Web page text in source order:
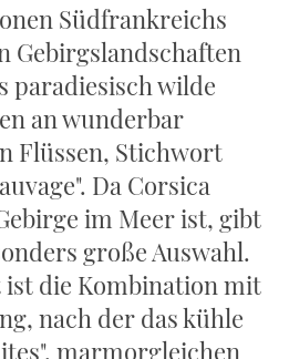
Südfrankreichs
Gebirgslandschaften
paradiesisch wilde
an wunderbar
Flüssen, Stichwort
Da Corsica
im Meer ist, gibt
große Auswahl.
die Kombination mit
nach der das kühle
marmorgleichen